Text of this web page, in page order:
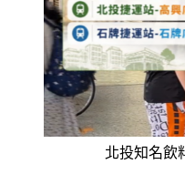
北投知名飲